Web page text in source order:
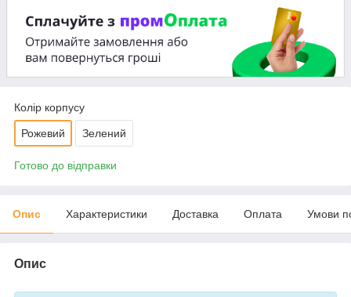
Колір корпусу
Рожевий Зелений
Готово до відправки
Опис Характеристики Доставка Оплата Умови
Опис